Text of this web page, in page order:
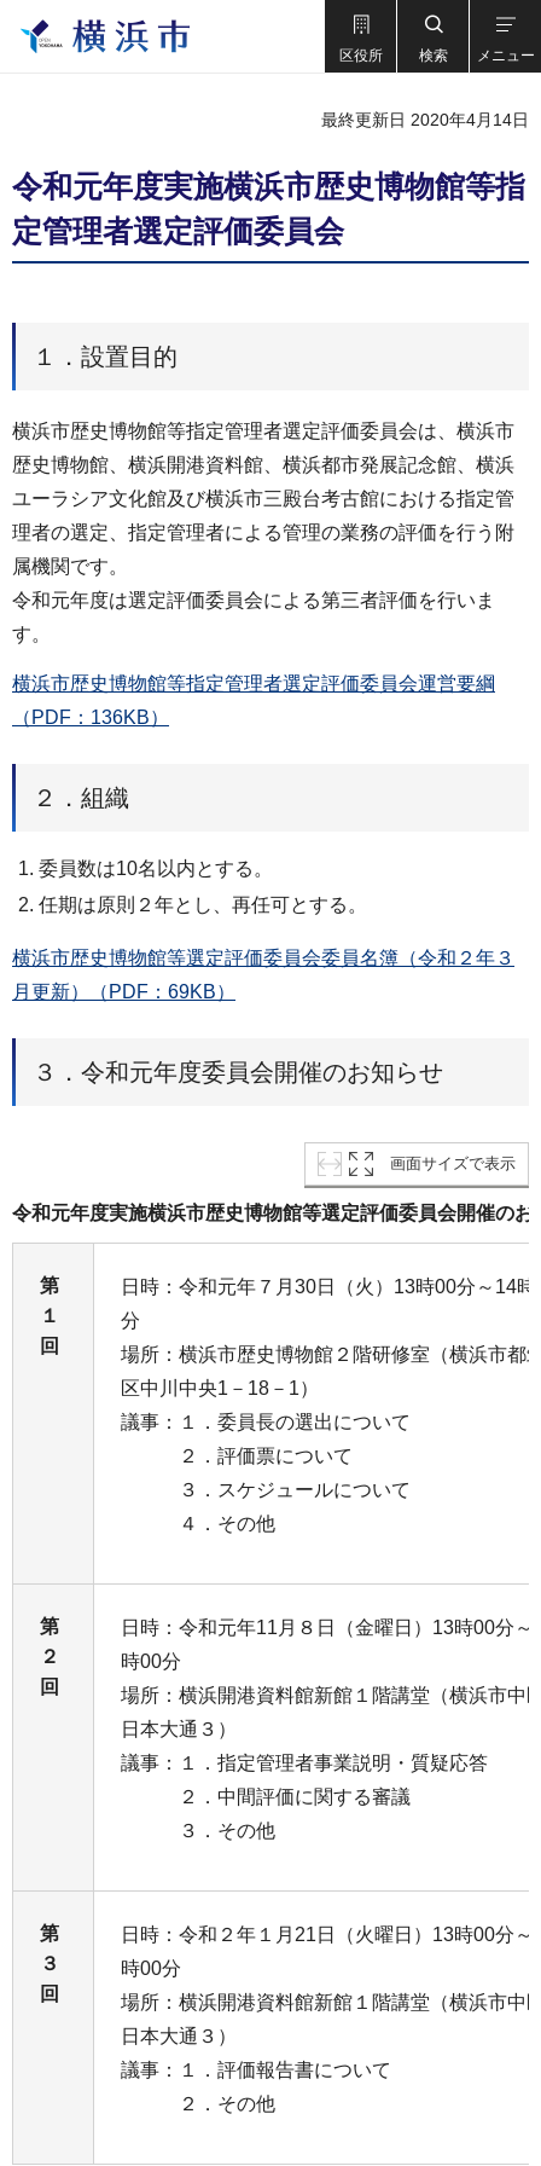
区役所 検索 メニュー
最終更新日 2020年4月14日
令和元年度実施横浜市歴史博物館等指
定管理者選定評価委員会
１．設置目的
横浜市歴史博物館等指定管理者選定評価委員会は、横浜市
歴史博物館、横浜開港資料館、横浜都市発展記念館、横浜
ユーラシア文化館及び横浜市三殿台考古館における指定管
理者の選定、指定管理者による管理の業務の評価を行う附
属機関です。
令和元年度は選定評価委員会による第三者評価を行いま
す。
横浜市歴史博物館等指定管理者選定評価委員会運営要綱
（PDF：136KB）
２．組織
委員数は10名以内とする。
任期は原則２年とし、再任可とする。
横浜市歴史博物館等選定評価委員会委員名簿（令和２年３
月更新）（PDF：69KB）
３．令和元年度委員会開催のお知らせ
画面サイズで表示
令和元年度実施横浜市歴史博物館等選定評価委員会開催のお
第
１
回
日時：令和元年７月30日（火）13時00分～14時
分
場所：横浜市歴史博物館２階研修室（横浜市都
区中川中央1－18－1）
議事：１．委員長の選出について
２．評価票について
３．スケジュールについて
４．その他
第
２
回
日時：令和元年11月８日（金曜日）13時00分～
時00分
場所：横浜開港資料館新館１階講堂（横浜市中
日本大通３）
議事：１．指定管理者事業説明・質疑応答
２．中間評価に関する審議
３．その他
第
３
回
日時：令和２年１月21日（火曜日）13時00分～
時00分
場所：横浜開港資料館新館１階講堂（横浜市中
日本大通３）
議事：１．評価報告書について
２．その他